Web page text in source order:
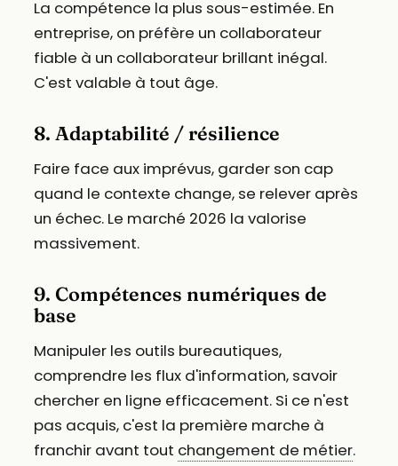
La compétence la plus sous-estimée. En
entreprise, on préfère un collaborateur
fiable à un collaborateur brillant inégal.
C'est valable à tout âge.
8. Adaptabilité / résilience
Faire face aux imprévus, garder son cap
quand le contexte change, se relever après
un échec. Le marché 2026 la valorise
massivement.
9. Compétences numériques de
base
Manipuler les outils bureautiques,
comprendre les flux d'information, savoir
chercher en ligne efficacement. Si ce n'est
pas acquis, c'est la première marche à
franchir avant tout changement de métier.